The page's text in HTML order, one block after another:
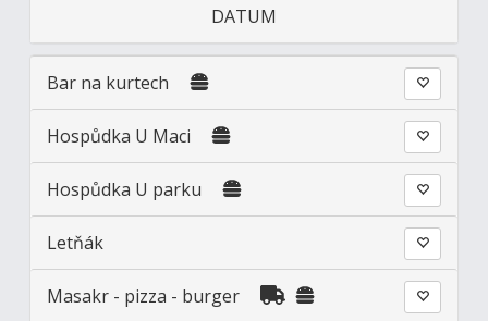
DATUM
Bar na kurtech
Hospůdka U Maci
Hospůdka U parku
Letňák
Masakr - pizza - burger